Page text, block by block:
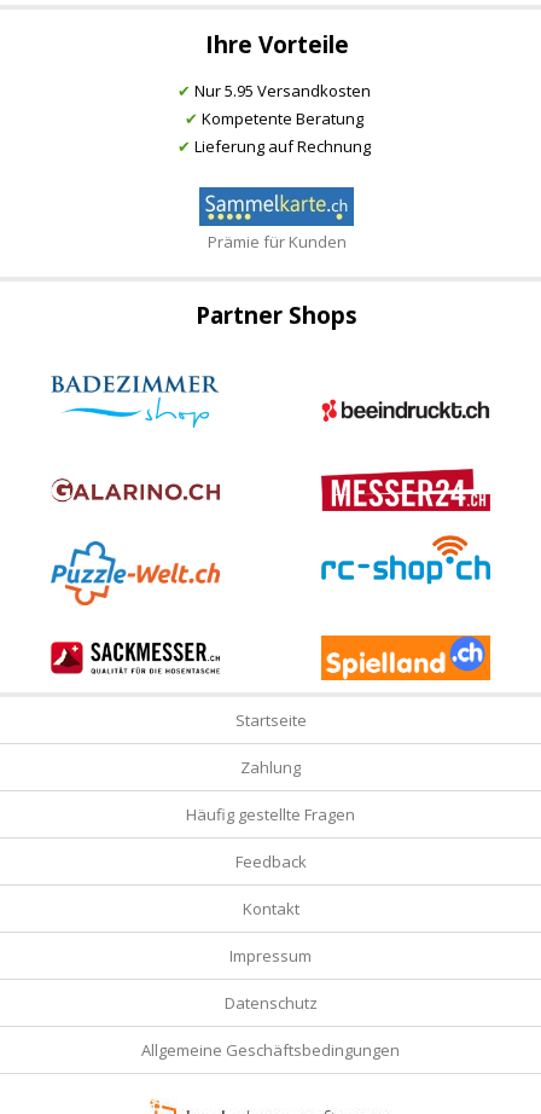
Ihre Vorteile
✔ Nur 5.95 Versandkosten
✔ Kompetente Beratung
✔ Lieferung auf Rechnung
Prämie für Kunden
Partner Shops
Startseite
Zahlung
Häufig gestellte Fragen
Feedback
Kontakt
Impressum
Datenschutz
Allgemeine Geschäftsbedingungen